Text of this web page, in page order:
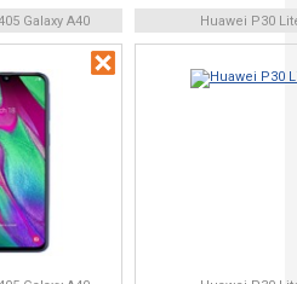
Galaxy A40 Huawei P30